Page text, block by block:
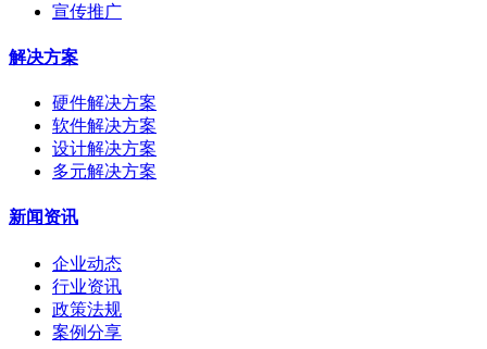
宣传推广
解决方案
硬件解决方案
软件解决方案
设计解决方案
多元解决方案
新闻资讯
企业动态
行业资讯
政策法规
案例分享